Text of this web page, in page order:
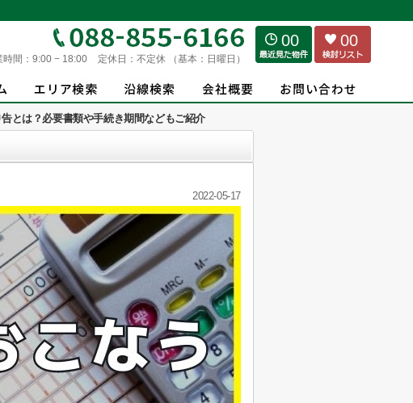
間： 9:00 − 18:00 定休日： 不定休 （基本：日曜日）
00 00
とは？必要書類や手続き期間などもご紹介
2022-05-17